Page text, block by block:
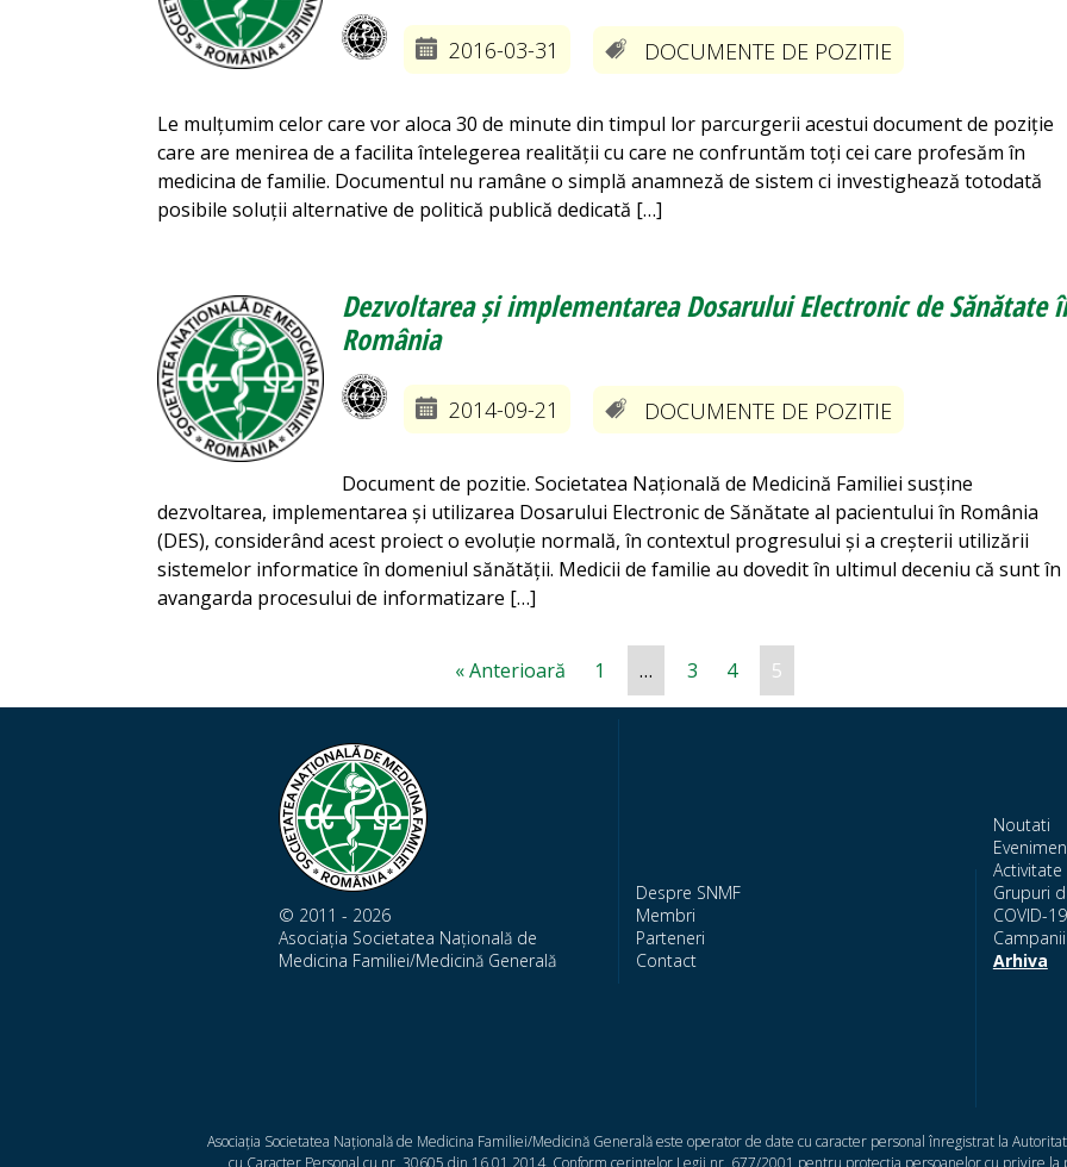
2016-03-31 DOCUMENTE DE POZITIE
Le mulțumim celor care vor aloca 30 de minute din timpul lor parcurgerii acestui document de poziție
care are menirea de a facilita întelegerea realității cu care ne confruntăm toți cei care profesăm în
medicina de familie. Documentul nu ramâne o simplă anamneză de sistem ci investighează totodată
posibile soluții alternative de politică publică dedicată […]
Dezvoltarea și implementarea Dosarului Electronic de Sănătate
România
2014-09-21 DOCUMENTE DE POZITIE
Document de pozitie. Societatea Națională de Medicină Familiei susține
dezvoltarea, implementarea și utilizarea Dosarului Electronic de Sănătate al pacientului în România
(DES), considerând acest proiect o evoluție normală, în contextul progresului și a creșterii utilizării
sistemelor informatice în domeniul sănătății. Medicii de familie au dovedit în ultimul deceniu că sunt în
avangarda procesului de informatizare […]
« Anterioară 1 … 3 4 5
© 2011 - 2026
Asociația Societatea Națională de
Medicina Familiei/Medicină Generală
Despre SNMF
Membri
Parteneri
Contact
Noutati
Grupuri
COVID-19
Arhiva
Asociația Societatea Națională de Medicina Familiei/Medicină Generală este operator de date cu caracter personal înregistrat la
cu Caracter Personal cu nr. 30605 din 16.01.2014. Conform cerinţelor Legii nr. 677/2001 pentru protecţia persoanelor cu privire